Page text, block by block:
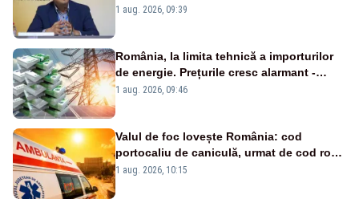
alertei energetice?
1 aug. 2026, 09:39
România, la limita tehnică a importurilor
de energie. Prețurile cresc alarmant -
Analiză Realitatea Plus
1 aug. 2026, 09:46
Valul de foc lovește România: cod
portocaliu de caniculă, urmat de cod roșu
duminică. Temperaturile urcă spre 40°C
1 aug. 2026, 10:15